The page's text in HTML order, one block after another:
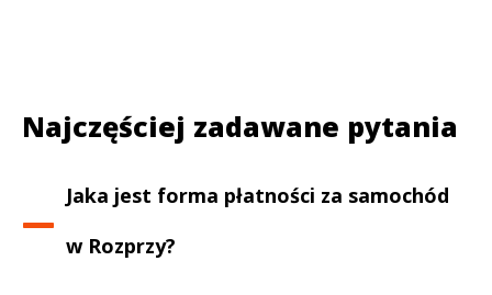
Najczęściej zadawane pytania
Jaka jest forma płatności za samochód
w Rozprzy?